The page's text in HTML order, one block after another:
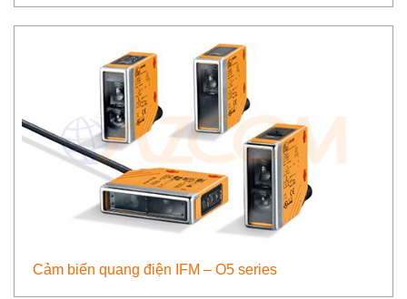
Cảm biến quang điện IFM – O5 series